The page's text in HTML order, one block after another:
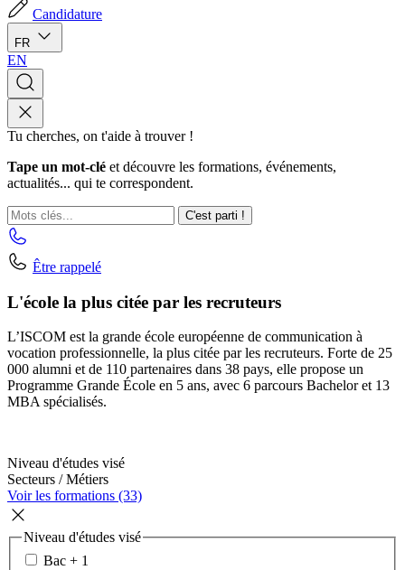
Candidature
FR
EN
Tu cherches, on t'aide à trouver !
Tape un mot-clé et découvre les formations, événements,
actualités... qui te correspondent.
C'est parti !
Être rappelé
L'école la plus citée par les recruteurs
L’ISCOM est la grande école européenne de communication à
vocation professionnelle, la plus citée par les recruteurs. Forte de 25
000 alumni et de 110 partenaires dans 38 pays, elle propose un
Programme Grande École en 5 ans, avec 6 parcours Bachelor et 13
MBA spécialisés.
Niveau d'études visé
Secteurs / Métiers
Voir les formations (33)
Niveau d'études visé
Bac + 1